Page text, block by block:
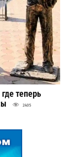
теперь
2405